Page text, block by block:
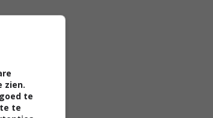
zien.
te
te